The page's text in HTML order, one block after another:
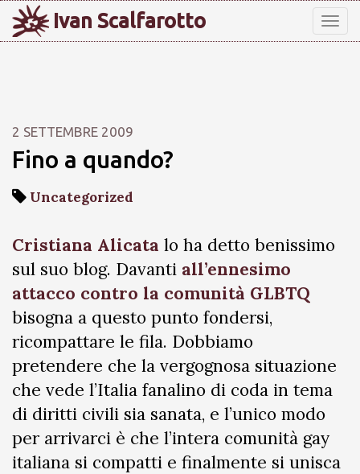
Ivan Scalfarotto
2 SETTEMBRE 2009
Fino a quando?
Uncategorized
Cristiana Alicata lo ha detto benissimo
sul suo blog. Davanti all’ennesimo
attacco contro la comunità GLBTQ
bisogna a questo punto fondersi,
ricompattare le fila. Dobbiamo
pretendere che la vergognosa situazione
che vede l’Italia fanalino di coda in tema
di diritti civili sia sanata, e l’unico modo
per arrivarci è che l’intera comunità gay
italiana si compatti e finalmente si unisca